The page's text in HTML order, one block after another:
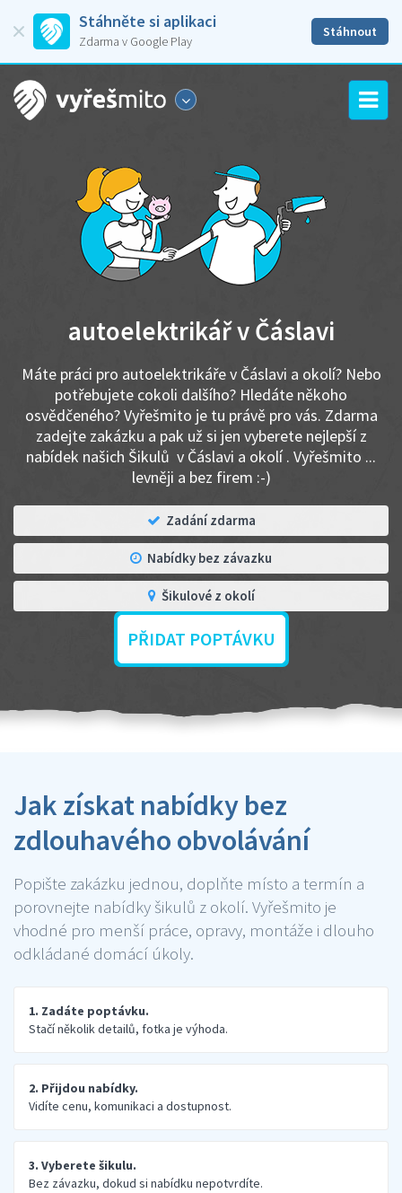
Stáhněte si aplikaci
Zdarma v Google Play
Stáhnout
autoelektrikář v Čáslavi
Máte práci pro autoelektrikáře v Čáslavi a okolí? Nebo
potřebujete cokoli dalšího? Hledáte někoho
osvědčeného? Vyřešmito je tu právě pro vás. Zdarma
zadejte zakázku a pak už si jen vyberete nejlepší z
nabídek našich Šikulů v Čáslavi a okolí . Vyřešmito ...
levněji a bez firem :-)
Zadání zdarma
Nabídky bez závazku
Šikulové z okolí
PŘIDAT POPTÁVKU
Jak získat nabídky bez
zdlouhavého obvolávání
Popište zakázku jednou, doplňte místo a termín a
porovnejte nabídky šikulů z okolí. Vyřešmito je
vhodné pro menší práce, opravy, montáže i dlouho
odkládané domácí úkoly.
1. Zadáte poptávku.
Stačí několik detailů, fotka je výhoda.
2. Přijdou nabídky.
Vidíte cenu, komunikaci a dostupnost.
3. Vyberete šikulu.
Bez závazku, dokud si nabídku nepotvrdíte.